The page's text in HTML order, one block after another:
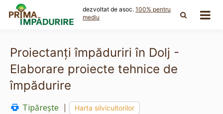
content
dezvoltat de asoc. 100% pentru
mediu
Proiectanți împăduriri în Dolj -
Elaborare proiecte tehnice de
împădurire
Tipărește Harta silvicultorilor